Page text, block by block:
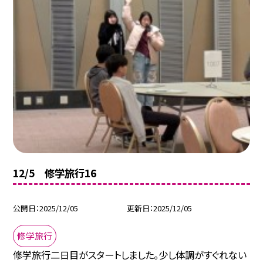
12/5 修学旅行16
公開日 2025/12/05 更新日 2025/12/05
修学旅行
修学旅行二日目がスタートしました。少し体調がすぐれない